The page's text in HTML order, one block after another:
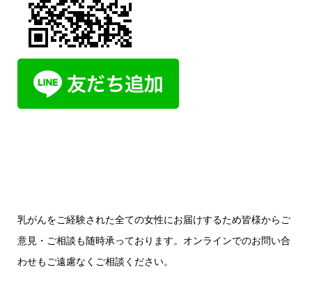
乳がんをご経験された全ての女性にお届けするため皆様からご
意見・ご相談も随時承っております。オンラインでのお問い合
わせもご遠慮なくご相談ください。